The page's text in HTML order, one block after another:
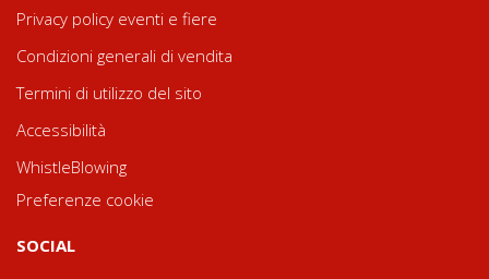
Privacy policy eventi e fiere
Condizioni generali di vendita
Termini di utilizzo del sito
Accessibilità
WhistleBlowing
Preferenze cookie
SOCIAL